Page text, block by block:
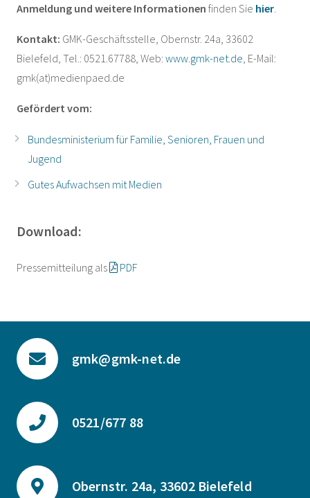
Anmeldung und weitere Informationen finden Sie hier
Kontakt: GMK-Geschäftsstelle, Obernstr. 24a, 33602
Bielefeld, Tel.: 0521.67788, Web: www.gmk-net.de , E-Mail:
gmk(at)medienpaed.de
Gefördert vom:
Bundesministerium für Familie, Senioren, Frauen und
Jugend
Gutes Aufwachsen mit Medien
Download:
Pressemitteilung als PDF
gmk@gmk-net.de
0521/677 88
Obernstr. 24a, 33602 Bielefeld